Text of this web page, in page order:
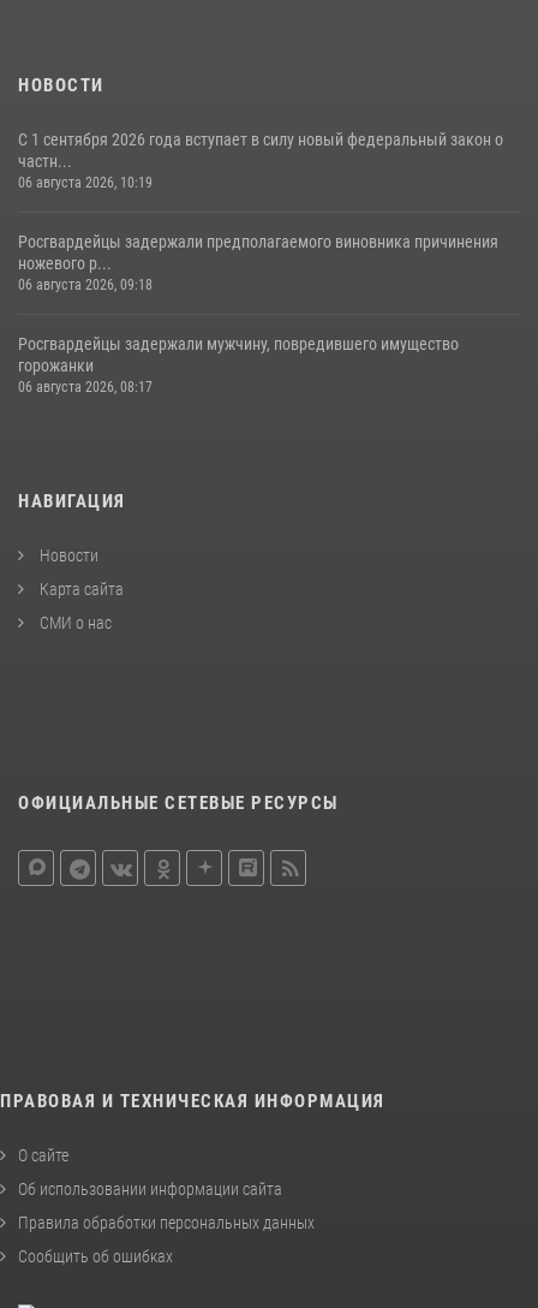
НОВОСТИ
С 1 сентября 2026 года вступает в силу новый федеральный закон о
частн...
06 августа 2026, 10:19
Росгвардейцы задержали предполагаемого виновника причинения
ножевого р...
06 августа 2026, 09:18
Росгвардейцы задержали мужчину, повредившего имущество
горожанки
06 августа 2026, 08:17
НАВИГАЦИЯ
Новости
Карта сайта
СМИ о нас
ОФИЦИАЛЬНЫЕ СЕТЕВЫЕ РЕСУРСЫ
ПРАВОВАЯ И ТЕХНИЧЕСКАЯ ИНФОРМАЦИЯ
О сайте
Об использовании информации сайта
Правила обработки персональных данных
Сообщить об ошибках